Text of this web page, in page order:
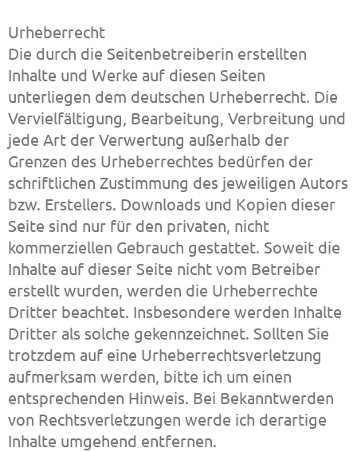
Urheberrecht
Die durch die Seitenbetreiberin erstellten
Inhalte und Werke auf diesen Seiten
unterliegen dem deutschen Urheberrecht. Die
Vervielfältigung, Bearbeitung, Verbreitung und
jede Art der Verwertung außerhalb der
Grenzen des Urheberrechtes bedürfen der
schriftlichen Zustimmung des jeweiligen Autors
bzw. Erstellers. Downloads und Kopien dieser
Seite sind nur für den privaten, nicht
kommerziellen Gebrauch gestattet. Soweit die
Inhalte auf dieser Seite nicht vom Betreiber
erstellt wurden, werden die Urheberrechte
Dritter beachtet. Insbesondere werden Inhalte
Dritter als solche gekennzeichnet. Sollten Sie
trotzdem auf eine Urheberrechtsverletzung
aufmerksam werden, bitte ich um einen
entsprechenden Hinweis. Bei Bekanntwerden
von Rechtsverletzungen werde ich derartige
Inhalte umgehend entfernen.